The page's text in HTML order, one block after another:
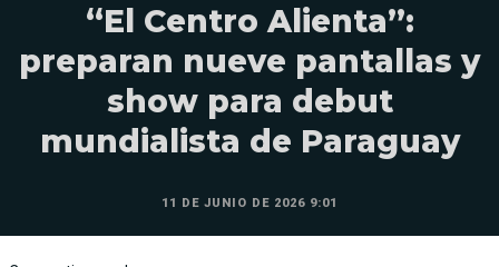
“El Centro Alienta”:
preparan nueve pantallas y
show para debut
mundialista de Paraguay
11 DE JUNIO DE 2026 9:01